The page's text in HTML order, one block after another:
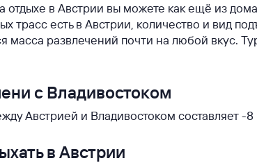
отдыхе в Австрии вы можете как ещё из
трасс есть в Австрии, количество и вид
масса развлечений почти на любой вкус.
с Владивостоком
Австрией и Владивостоком составляет -8
в Австрии